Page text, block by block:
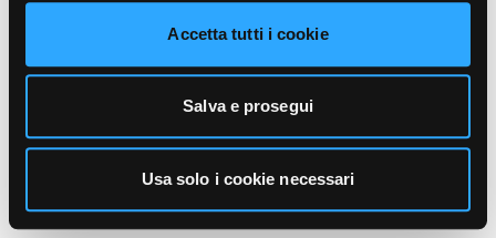
Accetta tutti i cookie
Salva e prosegui
Usa solo i cookie necessari